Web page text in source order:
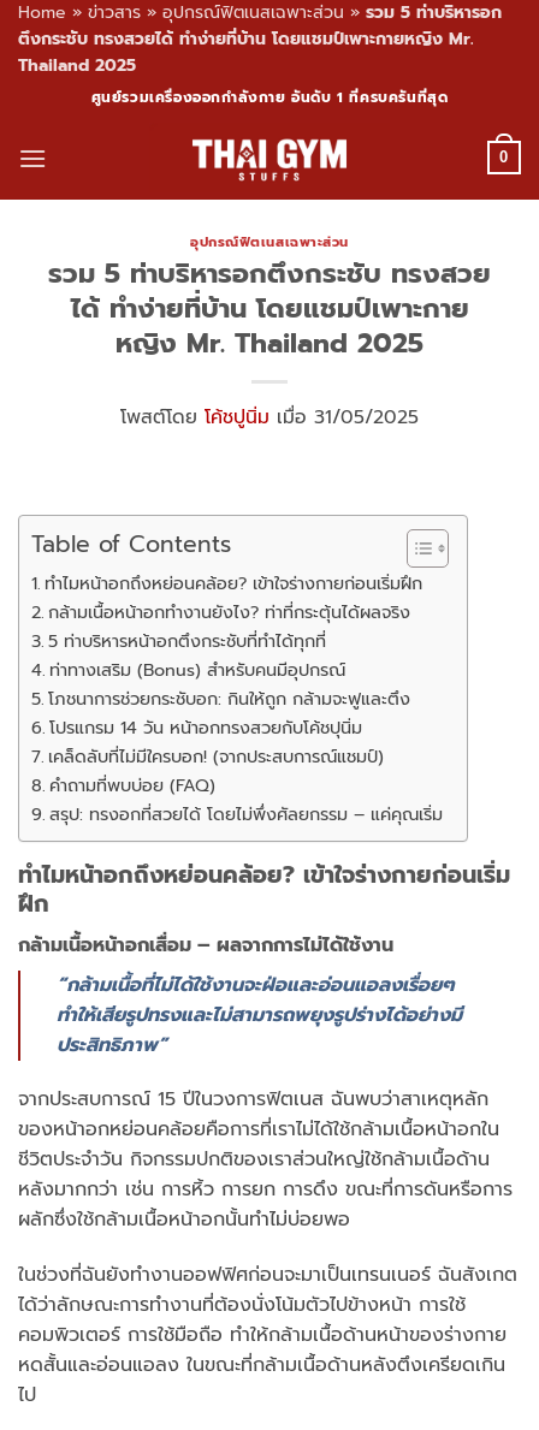
Home » ข่าวสาร » อุปกรณ์ฟิตเนสเฉพาะส่วน » รวม 5 ท่าบริหารอก
ตึงกระชับ ทรงสวยได้ ทำง่ายที่บ้าน โดยแชมป์เพาะกายหญิง Mr.
Thailand 2025
content
ศูนย์รวมเครื่องออกกำลังกาย อันดับ 1 ที่ครบครันที่สุด
0
อุปกรณ์ฟิตเนสเฉพาะส่วน
รวม 5 ท่าบริหารอกตึงกระชับ ทรงสวย
ได้ ทำง่ายที่บ้าน โดยแชมป์เพาะกาย
หญิง Mr. Thailand 2025
โพสต์โดย โค้ชปูนิ่ม เมื่อ 31/05/2025
Table of Contents
ทำไมหน้าอกถึงหย่อนคล้อย? เข้าใจร่างกายก่อนเริ่มฝึก
กล้ามเนื้อหน้าอกทำงานยังไง? ท่าที่กระตุ้นได้ผลจริง
5 ท่าบริหารหน้าอกตึงกระชับที่ทำได้ทุกที่
ท่าทางเสริม (Bonus) สำหรับคนมีอุปกรณ์
โภชนาการช่วยกระชับอก: กินให้ถูก กล้ามจะฟูและตึง
โปรแกรม 14 วัน หน้าอกทรงสวยกับโค้ชปุนิ่ม
เคล็ดลับที่ไม่มีใครบอก! (จากประสบการณ์แชมป์)
คำถามที่พบบ่อย (FAQ)
สรุป: ทรงอกที่สวยได้ โดยไม่พึ่งศัลยกรรม – แค่คุณเริ่ม
ทำไมหน้าอกถึงหย่อนคล้อย? เข้าใจร่างกายก่อนเริ่ม
ฝึก
กล้ามเนื้อหน้าอกเสื่อม – ผลจากการไม่ได้ใช้งาน
“กล้ามเนื้อที่ไม่ได้ใช้งานจะฝ่อและอ่อนแอลงเรื่อยๆ
ทำให้เสียรูปทรงและไม่สามารถพยุงรูปร่างได้อย่างมี
ประสิทธิภาพ”
จากประสบการณ์ 15 ปีในวงการฟิตเนส ฉันพบว่าสาเหตุหลัก
ของหน้าอกหย่อนคล้อยคือการที่เราไม่ได้ใช้กล้ามเนื้อหน้าอกใน
ชีวิตประจำวัน กิจกรรมปกติของเราส่วนใหญ่ใช้กล้ามเนื้อด้าน
หลังมากกว่า เช่น การหิ้ว การยก การดึง ขณะที่การดันหรือการ
ผลักซึ่งใช้กล้ามเนื้อหน้าอกนั้นทำไม่บ่อยพอ
ในช่วงที่ฉันยังทำงานออฟฟิศก่อนจะมาเป็นเทรนเนอร์ ฉันสังเกต
ได้ว่าลักษณะการทำงานที่ต้องนั่งโน้มตัวไปข้างหน้า การใช้
คอมพิวเตอร์ การใช้มือถือ ทำให้กล้ามเนื้อด้านหน้าของร่างกาย
หดสั้นและอ่อนแอลง ในขณะที่กล้ามเนื้อด้านหลังตึงเครียดเกิน
ไป